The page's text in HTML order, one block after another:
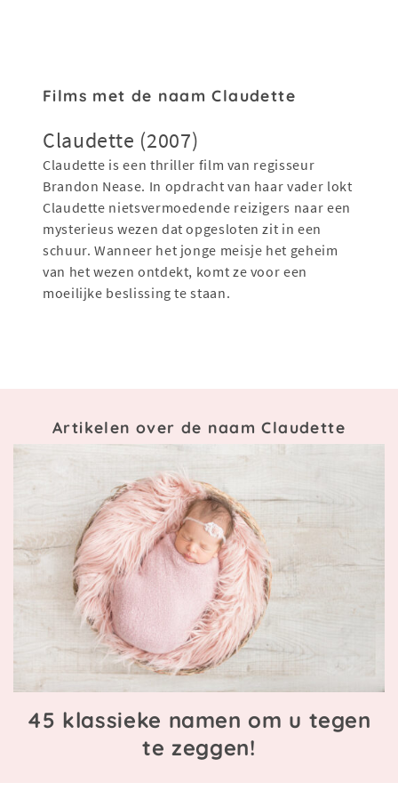
Films met de naam Claudette
Claudette (2007)
Claudette is een thriller film van regisseur
Brandon Nease. In opdracht van haar vader lokt
Claudette nietsvermoedende reizigers naar een
mysterieus wezen dat opgesloten zit in een
schuur. Wanneer het jonge meisje het geheim
van het wezen ontdekt, komt ze voor een
moeilijke beslissing te staan.
Artikelen over de naam Claudette
45 klassieke namen om u tegen
te zeggen!